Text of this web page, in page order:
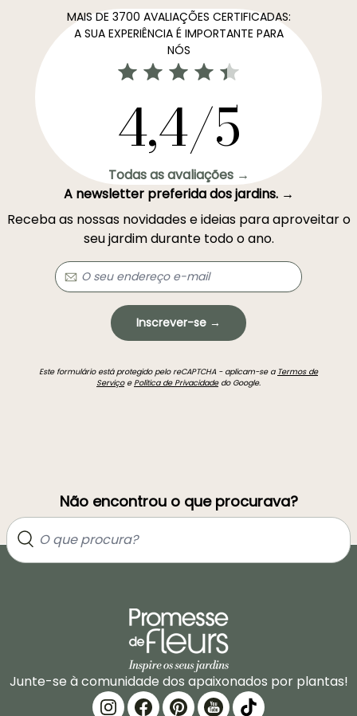
MAIS DE 3700 AVALIAÇÕES CERTIFICADAS:
A SUA EXPERIÊNCIA É IMPORTANTE PARA
NÓS
4,4/5
Todas as avaliações →
A newsletter preferida dos jardins. →
Receba as nossas novidades e ideias para aproveitar o
seu jardim durante todo o ano.
Inscrever-se →
Este formulário está protegido pelo reCAPTCHA - aplicam-se a Termos de
ServiçoePolítica de Privacidadedo Google.
Não encontrou o que procurava?
Junte-se à comunidade dos apaixonados por plantas!